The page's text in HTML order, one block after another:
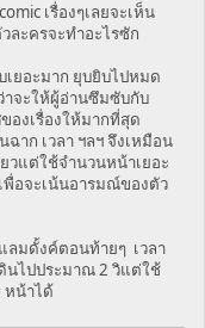
เรื่องๆเลยจะเห็น
ละครจะทำอะไรซัก
ยอะมาก ยุบยิบไปหมด
าจะให้ผู้อ่านซึมซับกับ
องเรื่องให้มากที่สุด
ฉาก เวลา ฯลฯ จึงเหมือน
วแต่ใช้จำนวนหน้าเยอะ
พื่อจะเน้นอารมณ์ของตัว
ลมดั้งค์ตอนท้ายๆ เวลา
นไปประมาณ 2 วิแต่ใช้
หน้าได้